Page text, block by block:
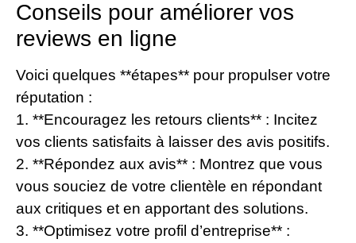
Conseils pour améliorer vos
reviews en ligne
Voici quelques **étapes** pour propulser votre
réputation :
1. **Encouragez les retours clients** : Incitez
vos clients satisfaits à laisser des avis positifs.
2. **Répondez aux avis** : Montrez que vous
vous souciez de votre clientèle en répondant
aux critiques et en apportant des solutions.
3. **Optimisez votre profil d’entreprise** :